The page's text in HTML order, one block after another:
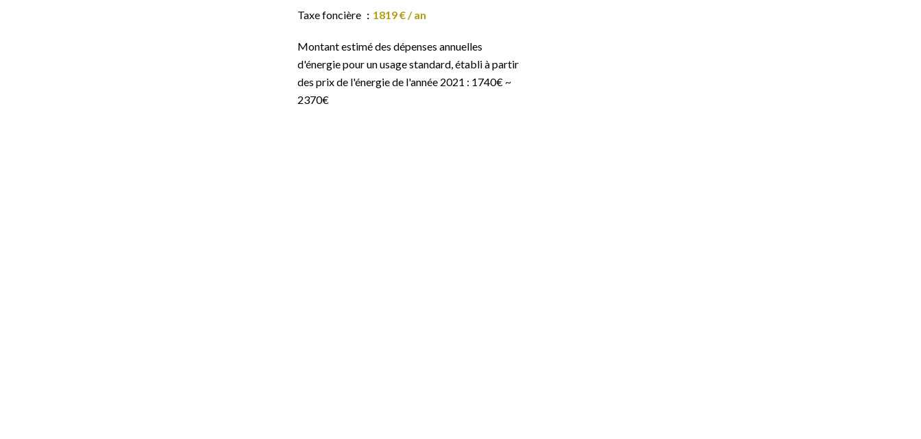
Taxe foncière 1819 € / an
Montant estimé des dépenses annuelles
d'énergie pour un usage standard, établi à partir
des prix de l'énergie de l'année 2021 : 1740€ ~
2370€